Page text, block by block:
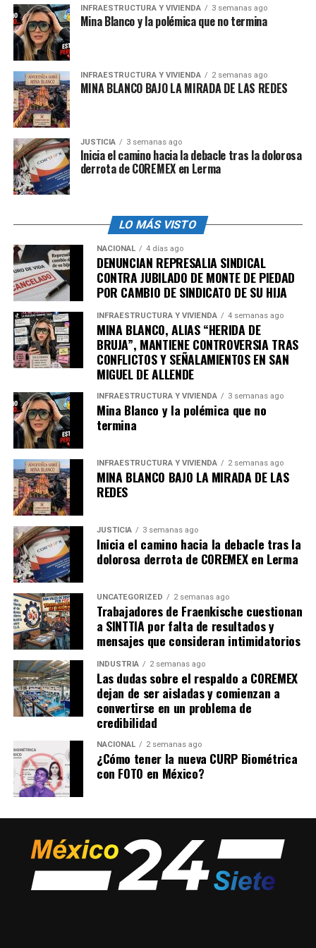
anormalmente secos.
Los únicos municipios sin sequía
Arroyo Seco, Jalpan de Serra y Landa de Matamoro
admin
INFRAESTRUCTURA Y VIVIENDA 3 semanas ago
Mina Blanco y la polémica que no termina
INFRAESTRUCTURA Y VIVIENDA 2 semanas ago
MINA BLANCO BAJO LA MIRADA DE LAS REDES
JUSTICIA 3 semanas ago
Inicia el camino hacia la debacle tras la dolorosa
derrota de COREMEX en Lerma
LO MÁS VISTO
NACIONAL 4 días ago
DENUNCIAN REPRESALIA SINDICAL
CONTRA JUBILADO DE MONTE DE PIEDAD
POR CAMBIO DE SINDICATO DE SU HIJA
INFRAESTRUCTURA Y VIVIENDA 4 semanas ago
MINA BLANCO, ALIAS “HERIDA DE
BRUJA”, MANTIENE CONTROVERSIA TRAS
CONFLICTOS Y SEÑALAMIENTOS EN SAN
MIGUEL DE ALLENDE
INFRAESTRUCTURA Y VIVIENDA 3 semanas ago
Mina Blanco y la polémica que no
termina
INFRAESTRUCTURA Y VIVIENDA 2 semanas ago
MINA BLANCO BAJO LA MIRADA DE LAS
REDES
JUSTICIA 3 semanas ago
Inicia el camino hacia la debacle tras la
dolorosa derrota de COREMEX en Lerma
UNCATEGORIZED 2 semanas ago
Trabajadores de Fraenkische cuestionan
a SINTTIA por falta de resultados y
mensajes que consideran intimidatorios
INDUSTRIA 2 semanas ago
Las dudas sobre el respaldo a COREMEX
dejan de ser aisladas y comienzan a
convertirse en un problema de
credibilidad
NACIONAL 2 semanas ago
¿Cómo tener la nueva CURP Biométrica
con FOTO en México?